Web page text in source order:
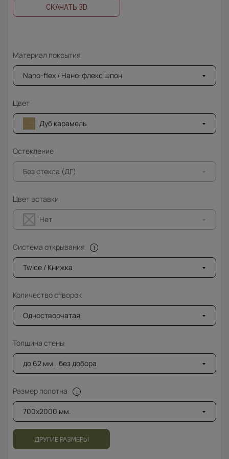
СКАЧАТЬ 3D
Материал покрытия
Nano-flex / Нано-флекс шпон
Цвет
Дуб карамель
Остекление
Без стекла (ДГ)
Цвет вставки
Нет
Система открывания
Twice / Книжка
Количество створок
Одностворчатая
Толщина стены
до 62 мм., без добора
Размер полотна
700x2000 мм.
ДРУГИЕ РАЗМЕРЫ